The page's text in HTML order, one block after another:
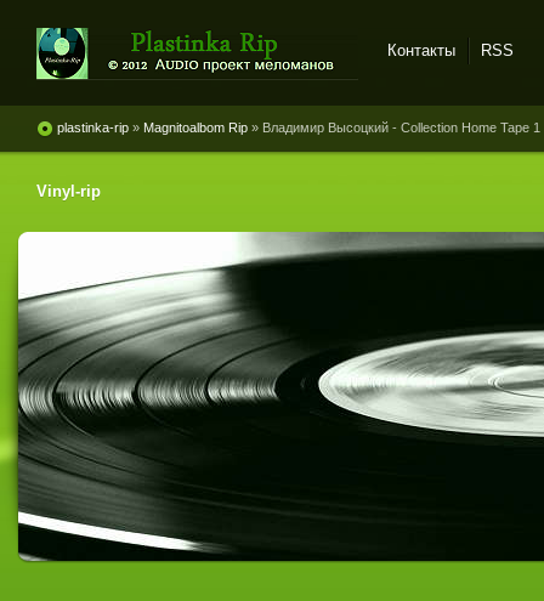
винила и магнитоальбомов
Контакты RSS
plastinka-rip » Magnitoalbom Rip » Владимир Высоцкий - Collection Home Tape 1
Vinyl-rip